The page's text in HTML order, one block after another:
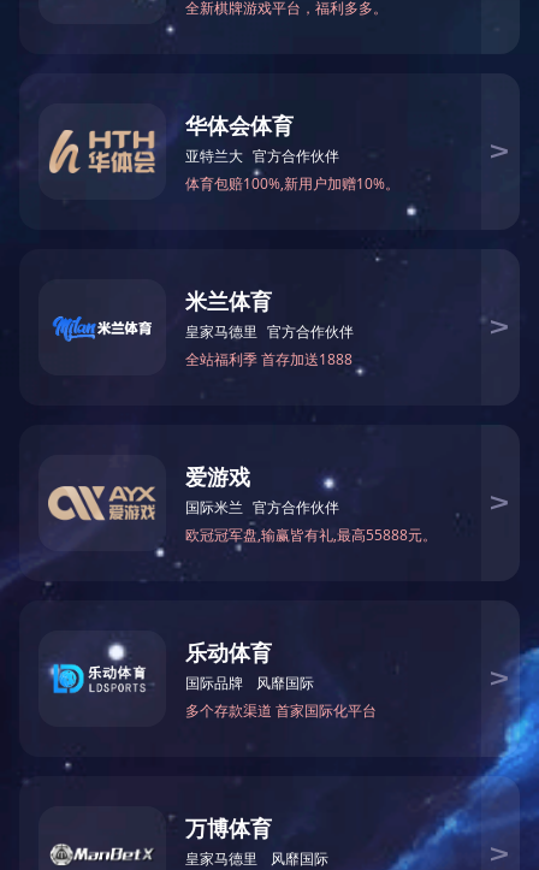
万仁药业：万民为先，以仁为本！
药祖方 万氏独一方 万氏老贴膏 万仁舒筋健骨保健贴
登录入口 公司简介 产品中心 公司新闻
版权所有 Copyright © 2018-
咨询热线：0371-
网址：/
地址：郑州市金水